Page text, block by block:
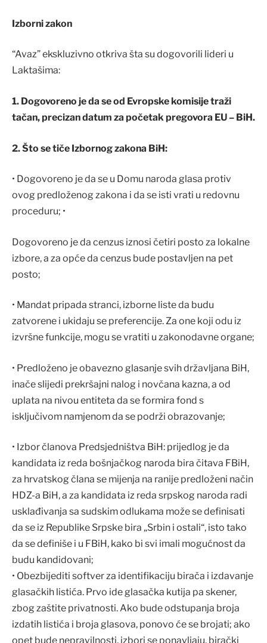
Izborni zakon
“Avaz” ekskluzivno otkriva šta su dogovorili lideri u
Laktašima:
1. Dogovoreno je da se od Evropske komisije traži
tačan, precizan datum za početak pregovora EU – BiH.
2. Što se tiče Izbornog zakona BiH:
• Dogovoreno je da se u Domu naroda glasa protiv
ovog predloženog zakona i da se isti vrati u redovnu
proceduru; •
Dogovoreno je da cenzus iznosi četiri posto za lokalne
izbore, a za opće da cenzus bude postavljen na pet
posto;
• Mandat pripada stranci, izborne liste da budu
zatvorene i ukidaju se preferencije. Za one koji odu iz
izvršne funkcije, mogu se vratiti u zakonodavne organe;
• Predloženo je obavezno glasanje svih državljana BiH,
inače slijedi prekršajni nalog i novčana kazna, a od
uplata na nivou entiteta da se formira fond s
isključivom namjenom da se podrži obrazovanje;
• Izbor članova Predsjedništva BiH: prijedlog je da
kandidata iz reda bošnjačkog naroda bira čitava FBiH,
za hrvatskog člana se mijenja na ranije predloženi način
HDZ-a BiH, a za kandidata iz reda srpskog naroda radi
usklađivanja sa sudskim odlukama može se definisati
da se iz Republike Srpske bira „Srbin i ostali“, isto tako
da se definiše i u FBiH, kako bi svi imali mogućnost da
budu kandidovani;
• Obezbijediti softver za identifikaciju birača i izdavanje
glasačkih listića. Prvo ide glasačka kutija pa skener,
zbog zaštite privatnosti. Ako bude odstupanja broja
izdatih listića i broja glasova, ponovo će se brojati; ako
opet bude nepravilnosti, izbori se ponavljaju, birački